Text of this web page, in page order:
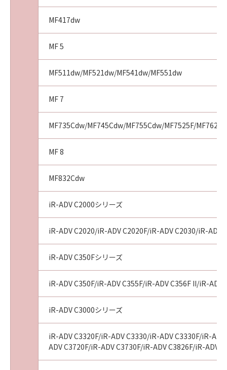
MF417dw
MF 5
MF511dw/MF521dw/MF541dw/MF551dw
MF 7
MF735Cdw/MF745Cdw/MF755Cdw/MF7525F/
MF 8
MF832Cdw
iR-ADV C2000シリーズ
iR-ADV C2020/iR-ADV C2020F/iR-ADV C2030/iR-
iR-ADV C350Fシリーズ
iR-ADV C350F/iR-ADV C355F/iR-ADV C356F II/iR-
iR-ADV C3000シリーズ
iR-ADV C3320F/iR-ADV C3330/iR-ADV C3330F/iR-
ADV C3720F/iR-ADV C3730F/iR-ADV C3826F/iR-ADV